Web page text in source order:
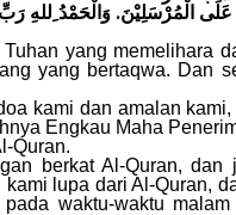
الْمُرْسَلِيْنَ. وَالْحَمْدُ ِللهِ رَبِّ
yang memelihara
yang bertaqwa. Dan
kami dan amalan
Engkau Maha
Quran.
berkat Al-Quran,
lupa dari Al-Quran,
pada waktu-waktu